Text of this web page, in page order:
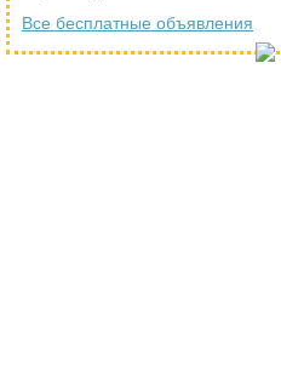
Все бесплатные объявления